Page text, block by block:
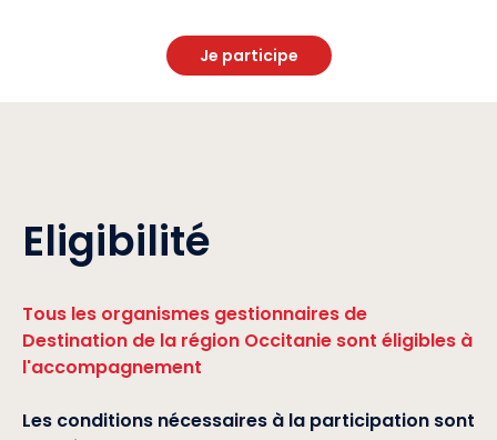
Je participe
Eligibilité
Tous les organismes gestionnaires de
Destination de la région Occitanie sont éligibles à
l'accompagnement
Les conditions nécessaires à la participation sont